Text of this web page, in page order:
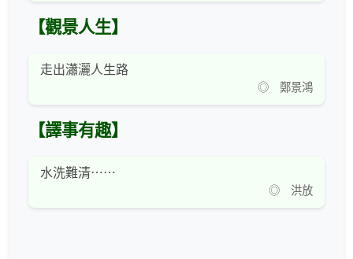
【觀景人生】
走出瀟灑人生路
◎ 鄭景鴻
【譯事有趣】
水洗難清⋯⋯
◎ 洪放